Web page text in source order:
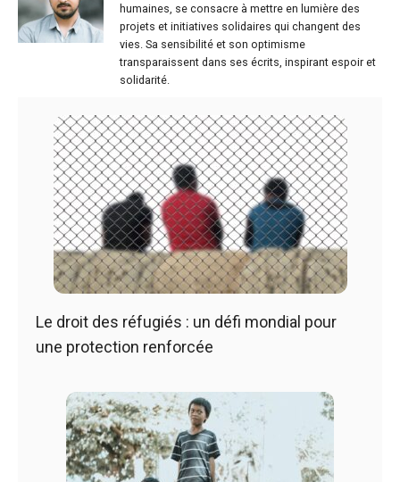
humaines, se consacre à mettre en lumière des
projets et initiatives solidaires qui changent des
vies. Sa sensibilité et son optimisme
transparaissent dans ses écrits, inspirant espoir et
solidarité.
Le droit des réfugiés : un défi mondial pour
une protection renforcée